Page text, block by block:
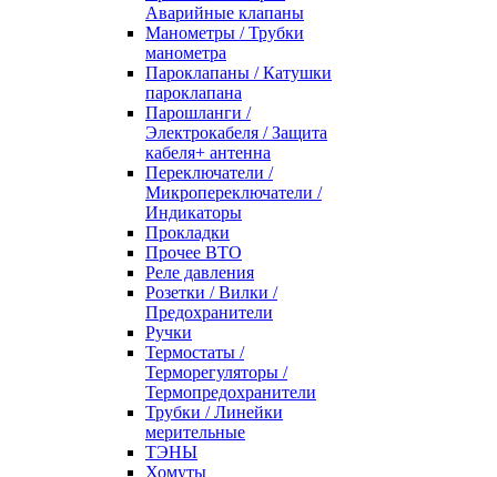
Аварийные клапаны
Манометры / Трубки
манометра
Пароклапаны / Катушки
пароклапана
Парошланги /
Электрокабеля / Защита
кабеля+ антенна
Переключатели /
Микропереключатели /
Индикаторы
Прокладки
Прочее ВТО
Реле давления
Розетки / Вилки /
Предохранители
Ручки
Термостаты /
Терморегуляторы /
Термопредохранители
Трубки / Линейки
мерительные
ТЭНЫ
Хомуты